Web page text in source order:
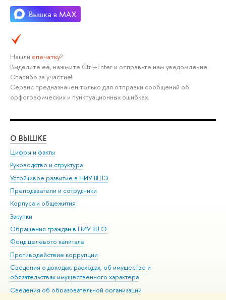
Нашли опечатку?
Выделите её, нажмите Ctrl+Enter и отправьте нам уведомление.
Спасибо за участие!
Сервис предназначен только для отправки сообщений об
орфографических и пунктуационных ошибках.
О ВЫШКЕ
Цифры и факты
Руководство и структура
Устойчивое развитие в НИУ ВШЭ
Преподаватели и сотрудники
Корпуса и общежития
Закупки
Обращения граждан в НИУ ВШЭ
Фонд целевого капитала
Противодействие коррупции
Сведения о доходах, расходах, об имуществе и
обязательствах имущественного характера
Сведения об образовательной организации